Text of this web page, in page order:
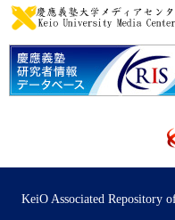
KeiO Associated Repository